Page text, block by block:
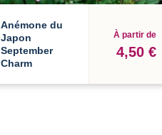
Anémone du
Japon
September
Charm
À partir de
4,50 €